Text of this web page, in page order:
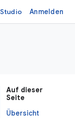
Anmelden
Auf dieser
Seite
Übersicht